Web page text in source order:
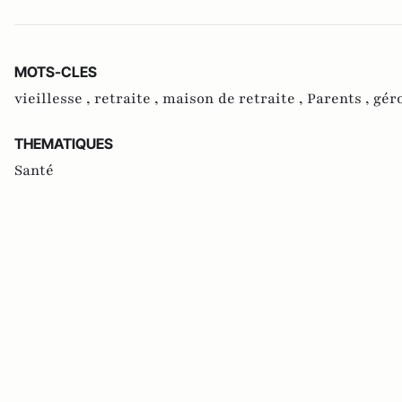
MOTS-CLES
vieillesse , retraite , maison de retraite , Parents ,
THEMATIQUES
Santé